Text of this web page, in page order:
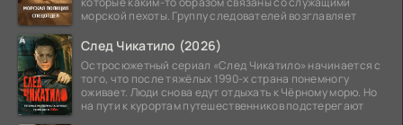
морской пехоты. Группу следователей возглавляет
След Чикатило (2026)
Остросюжетный сериал «След Чикатило» начинается с
того, что после тяжёлых 1990-х страна понемногу
оживает. Люди снова едут отдыхать к Чёрному морю. Но
на пути к курортам путешественников подстерегают